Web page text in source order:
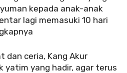
kepada anak-anak
lagi memasuki 10 hari
dan ceria, Kang Akur
yatim yang hadir, agar terus